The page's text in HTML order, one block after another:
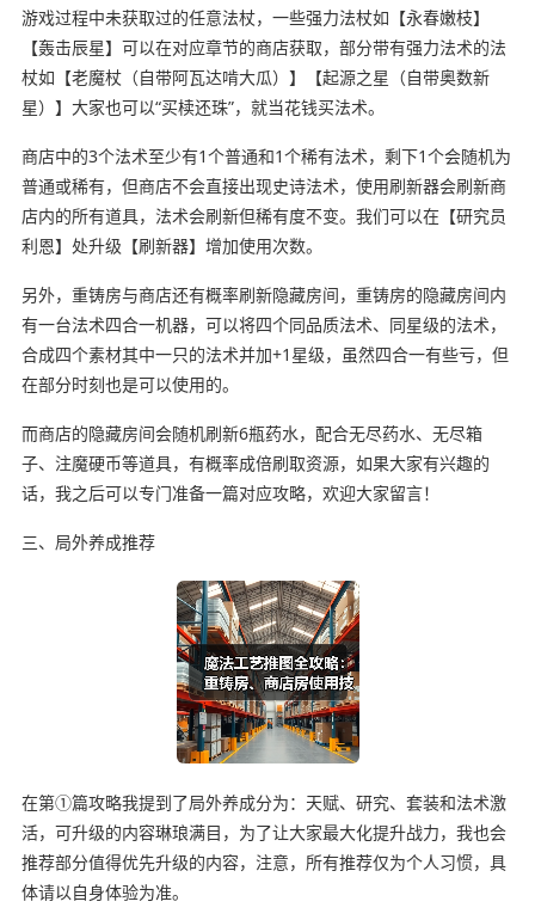
游戏过程中未获取过的任意法杖，一些强力法杖如【永春嫩枝】
【轰击辰星】可以在对应章节的商店获取，部分带有强力法术的法
杖如【老魔杖（自带阿瓦达啃大瓜）】【起源之星（自带奥数新
星）】大家也可以“买椟还珠”，就当花钱买法术。
商店中的3个法术至少有1个普通和1个稀有法术，剩下1个会随机为
普通或稀有，但商店不会直接出现史诗法术，使用刷新器会刷新商
店内的所有道具，法术会刷新但稀有度不变。我们可以在【研究员
利恩】处升级【刷新器】增加使用次数。
另外，重铸房与商店还有概率刷新隐藏房间，重铸房的隐藏房间内
有一台法术四合一机器，可以将四个同品质法术、同星级的法术，
合成四个素材其中一只的法术并加+1星级，虽然四合一有些亏，但
在部分时刻也是可以使用的。
而商店的隐藏房间会随机刷新6瓶药水，配合无尽药水、无尽箱
子、注魔硬币等道具，有概率成倍刷取资源，如果大家有兴趣的
话，我之后可以专门准备一篇对应攻略，欢迎大家留言！
三、局外养成推荐
在第①篇攻略我提到了局外养成分为：天赋、研究、套装和法术激
活，可升级的内容琳琅满目，为了让大家最大化提升战力，我也会
推荐部分值得优先升级的内容，注意，所有推荐仅为个人习惯，具
体请以自身体验为准。